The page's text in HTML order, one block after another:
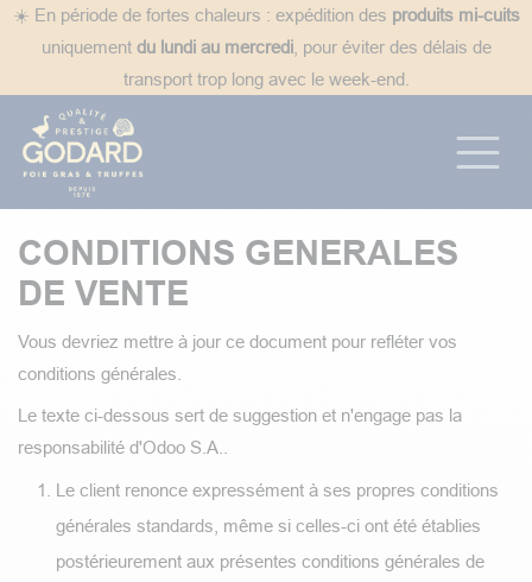
Se rendre au contenu
☀️ En période de fortes chaleurs : expédition des produits mi-cuits
uniquement du lundi au mercredi, pour éviter des délais de
transport trop long avec le week-end.
CONDITIONS GENERALES
DE VENTE
Vous devriez mettre à jour ce document pour refléter vos
conditions générales.
Le texte ci-dessous sert de suggestion et n'engage pas la
responsabilité d'Odoo S.A..
Le client renonce expressément à ses propres conditions
générales standards, même si celles-ci ont été établies
postérieurement aux présentes conditions générales de